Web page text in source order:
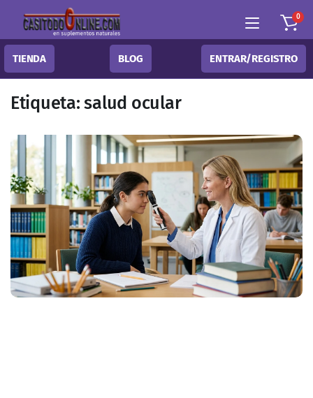
0
TIENDA BLOG ENTRAR/REGISTRO
Etiqueta:salud ocular